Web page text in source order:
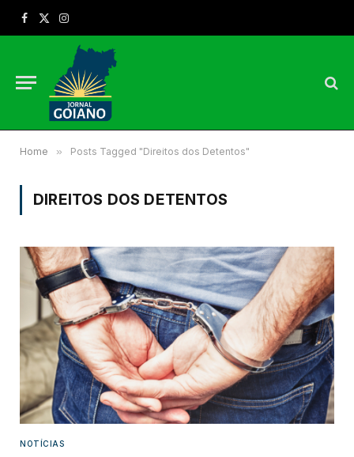
Facebook
X
Instagram
Home » Posts Tagged "Direitos dos Detentos"
DIREITOS DOS DETENTOS
NOTÍCIAS